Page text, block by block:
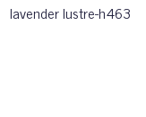
lavender lustre-h463